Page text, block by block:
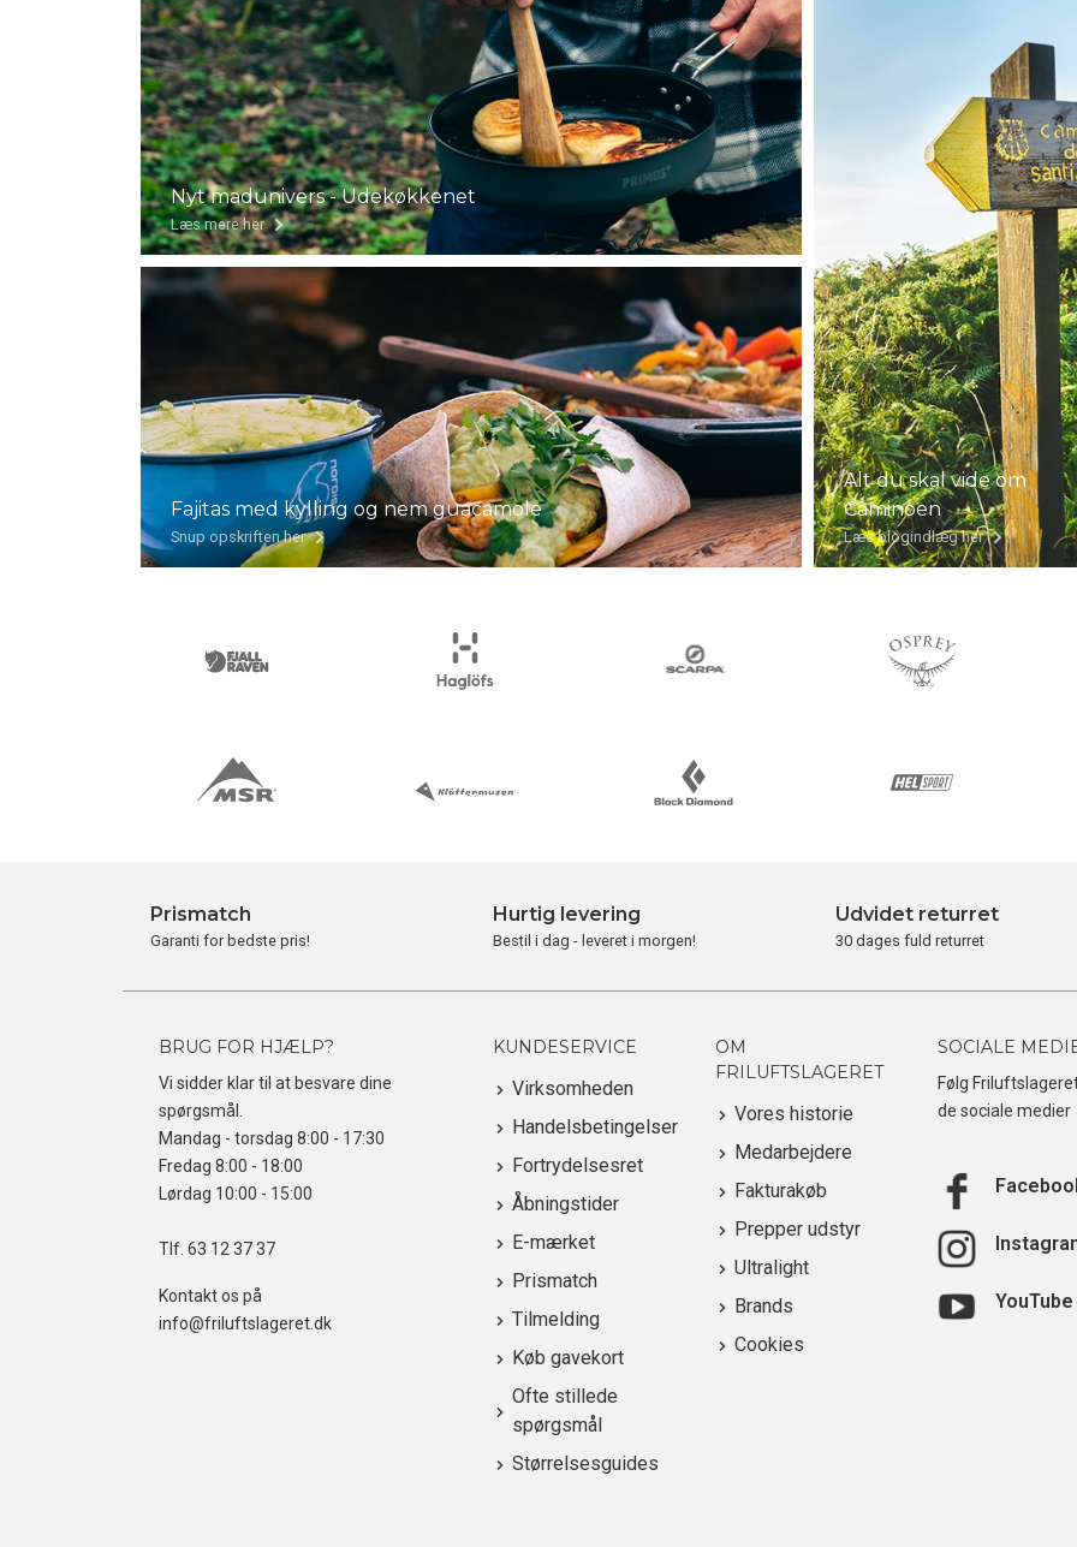
Nyt madunivers - Udekøkkenet
Læs mere her
Alt du skal vide om
Caminoen
Læs blogindlæg her
Fajitas med kylling og nem guacamole
Snup opskriften her
Prismatch
Garanti for bedste pris!
Hurtig levering
Bestil i dag - leveret i morgen!
Udvidet returret
30 dages fuld returret
BRUG FOR HJÆLP?
Vi sidder klar til at besvare dine
spørgsmål.
Mandag - torsdag 8:00 - 17:30
Fredag 8:00 - 18:00
Lørdag 10:00 - 15:00
Tlf. 63 12 37 37
Kontakt os på
info@friluftslageret.dk
KUNDESERVICE
Virksomheden
Handelsbetingelser
Fortrydelsesret
Åbningstider
E-mærket
Prismatch
Tilmelding
Køb gavekort
Ofte stillede
spørgsmål
Størrelsesguides
OM
FRILUFTSLAGERET
Vores historie
Medarbejdere
Fakturakøb
Prepper udstyr
Ultralight
Brands
Cookies
SOCIALE
Følg
de sociale medier
YouTube